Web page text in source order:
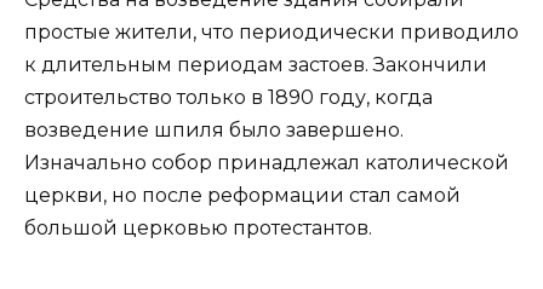
простые жители, что периодически приводило
к длительным периодам застоев. Закончили
строительство только в 1890 году, когда
возведение шпиля было завершено.
Изначально собор принадлежал католической
церкви, но после реформации стал самой
большой церковью протестантов.